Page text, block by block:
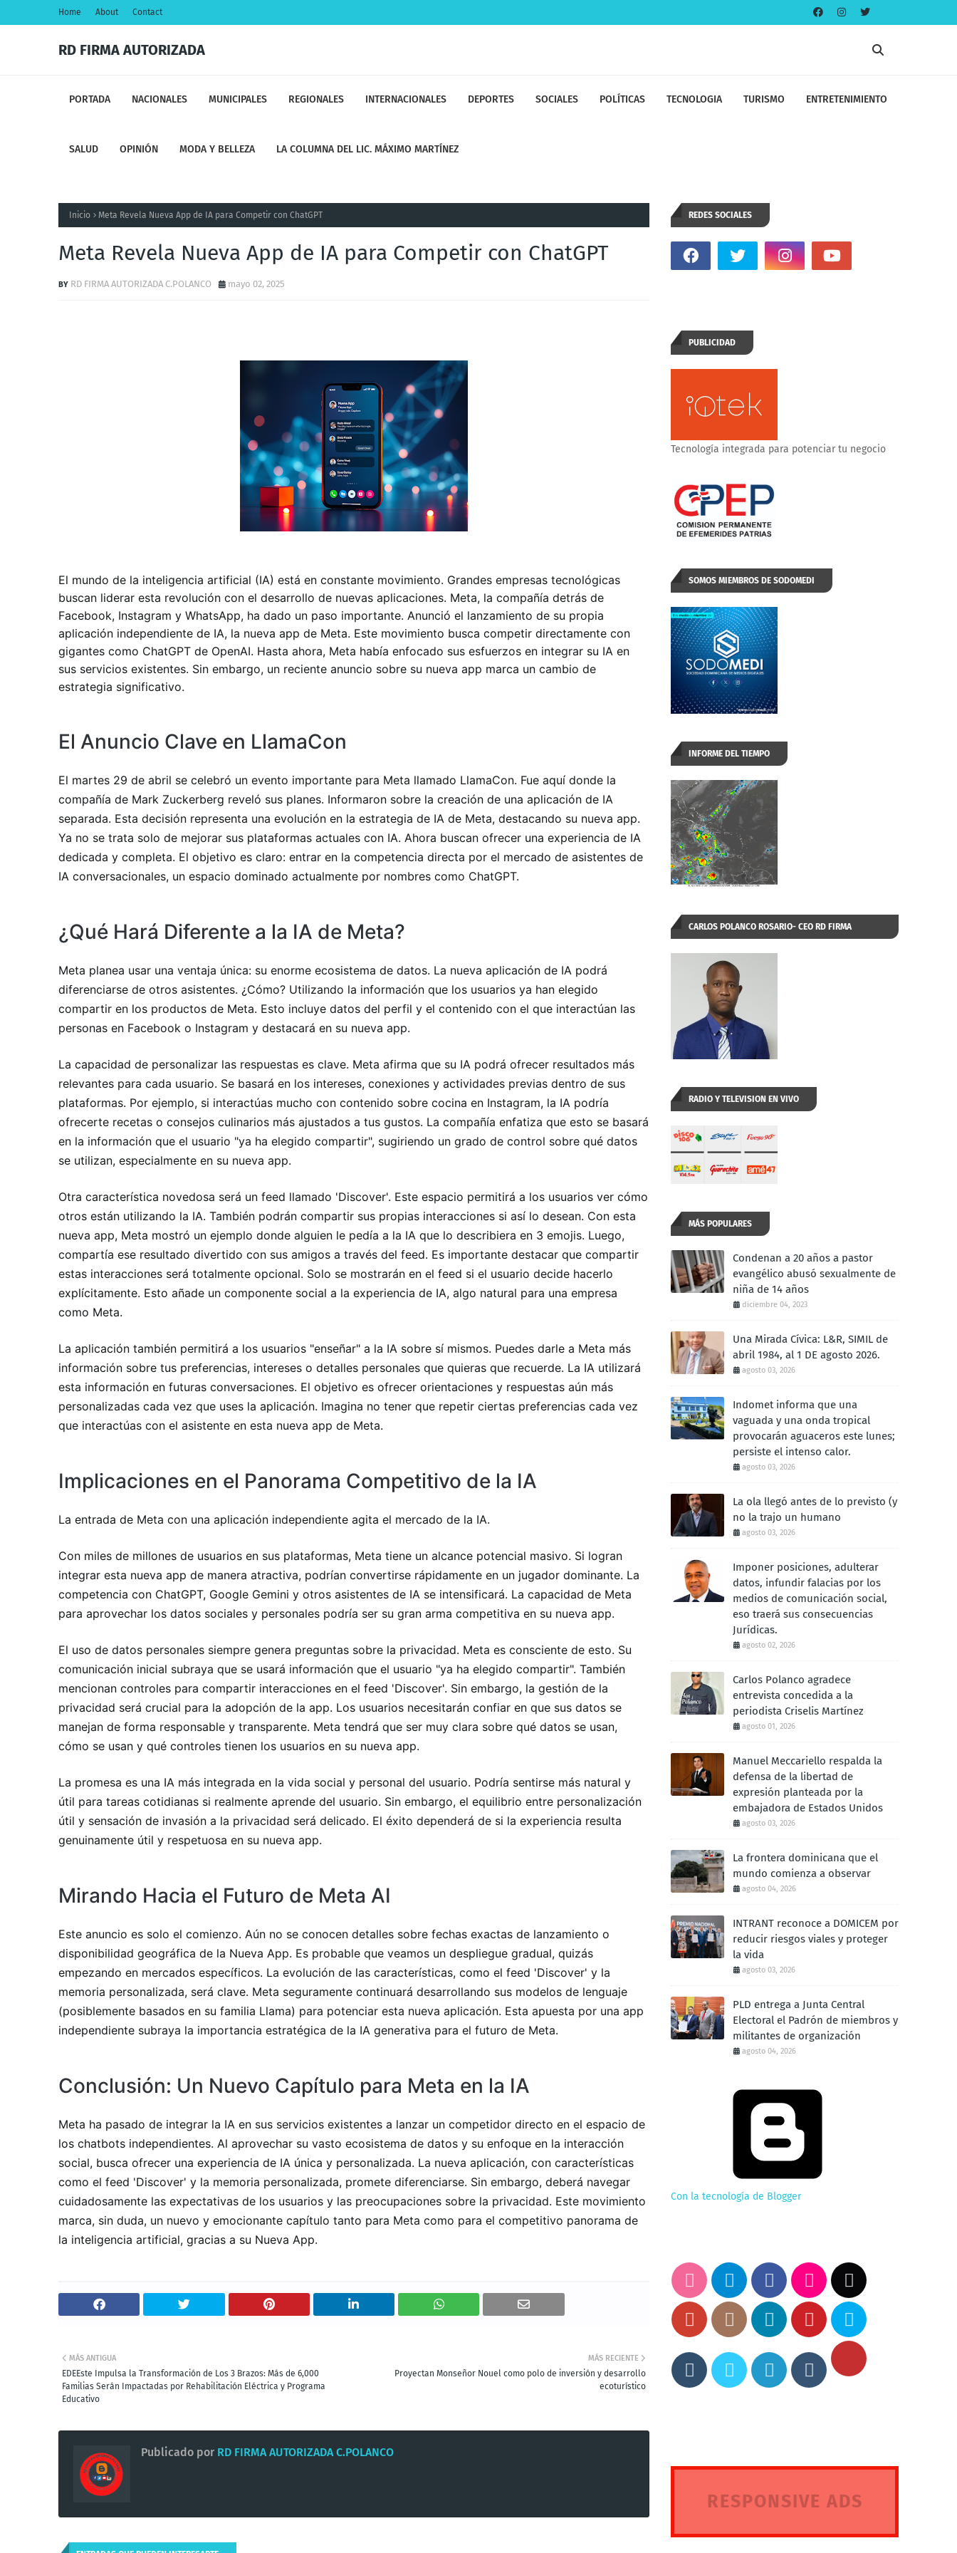
Home About Contact
RD FIRMA AUTORIZADA
PORTADA NACIONALES MUNICIPALES REGIONALES INTERNACIONALES DEPORTES SOCIALES POLÍTICAS TECNOLOGIA TURISMO ENTRETENIMIENTO
SALUD OPINIÓN MODA Y BELLEZA LA COLUMNA DEL LIC. MÁXIMO MARTÍNEZ
Inicio Meta Revela Nueva App de IA para Competir con ChatGPT
Meta Revela Nueva App de IA para Competir con ChatGPT
RD FIRMA AUTORIZADA C.POLANCO mayo 02, 2025
El mundo de la inteligencia artificial (IA) está en constante movimiento. Grandes empresas tecnológicas
buscan liderar esta revolución con el desarrollo de nuevas aplicaciones. Meta, la compañía detrás de
Facebook, Instagram y WhatsApp, ha dado un paso importante. Anunció el lanzamiento de su propia
aplicación independiente de IA, la nueva app de Meta. Este movimiento busca competir directamente con
gigantes como ChatGPT de OpenAI. Hasta ahora, Meta había enfocado sus esfuerzos en integrar su IA en
sus servicios existentes. Sin embargo, un reciente anuncio sobre su nueva app marca un cambio de
estrategia significativo.
El Anuncio Clave en LlamaCon
El martes 29 de abril se celebró un evento importante para Meta llamado LlamaCon. Fue aquí donde la
compañía de Mark Zuckerberg reveló sus planes. Informaron sobre la creación de una aplicación de IA
separada. Esta decisión representa una evolución en la estrategia de IA de Meta, destacando su nueva app.
Ya no se trata solo de mejorar sus plataformas actuales con IA. Ahora buscan ofrecer una experiencia de IA
dedicada y completa. El objetivo es claro: entrar en la competencia directa por el mercado de asistentes de
IA conversacionales, un espacio dominado actualmente por nombres como ChatGPT.
¿Qué Hará Diferente a la IA de Meta?
Meta planea usar una ventaja única: su enorme ecosistema de datos. La nueva aplicación de IA podrá
diferenciarse de otros asistentes. ¿Cómo? Utilizando la información que los usuarios ya han elegido
compartir en los productos de Meta. Esto incluye datos del perfil y el contenido con el que interactúan las
personas en Facebook o Instagram y destacará en su nueva app.
La capacidad de personalizar las respuestas es clave. Meta afirma que su IA podrá ofrecer resultados más
relevantes para cada usuario. Se basará en los intereses, conexiones y actividades previas dentro de sus
plataformas. Por ejemplo, si interactúas mucho con contenido sobre cocina en Instagram, la IA podría
ofrecerte recetas o consejos culinarios más ajustados a tus gustos. La compañía enfatiza que esto se basará
en la información que el usuario "ya ha elegido compartir", sugiriendo un grado de control sobre qué datos
se utilizan, especialmente en su nueva app.
Otra característica novedosa será un feed llamado 'Discover'. Este espacio permitirá a los usuarios ver cómo
otros están utilizando la IA. También podrán compartir sus propias interacciones si así lo desean. Con esta
nueva app, Meta mostró un ejemplo donde alguien le pedía a la IA que lo describiera en 3 emojis. Luego,
compartía ese resultado divertido con sus amigos a través del feed. Es importante destacar que compartir
estas interacciones será totalmente opcional. Solo se mostrarán en el feed si el usuario decide hacerlo
explícitamente. Esto añade un componente social a la experiencia de IA, algo natural para una empresa
como Meta.
La aplicación también permitirá a los usuarios "enseñar" a la IA sobre sí mismos. Puedes darle a Meta más
información sobre tus preferencias, intereses o detalles personales que quieras que recuerde. La IA utilizará
esta información en futuras conversaciones. El objetivo es ofrecer orientaciones y respuestas aún más
personalizadas cada vez que uses la aplicación. Imagina no tener que repetir ciertas preferencias cada vez
que interactúas con el asistente en esta nueva app de Meta.
Implicaciones en el Panorama Competitivo de la IA
La entrada de Meta con una aplicación independiente agita el mercado de la IA.
Con miles de millones de usuarios en sus plataformas, Meta tiene un alcance potencial masivo. Si logran
integrar esta nueva app de manera atractiva, podrían convertirse rápidamente en un jugador dominante. La
competencia con ChatGPT, Google Gemini y otros asistentes de IA se intensificará. La capacidad de Meta
para aprovechar los datos sociales y personales podría ser su gran arma competitiva en su nueva app.
El uso de datos personales siempre genera preguntas sobre la privacidad. Meta es consciente de esto. Su
comunicación inicial subraya que se usará información que el usuario "ya ha elegido compartir". También
mencionan controles para compartir interacciones en el feed 'Discover'. Sin embargo, la gestión de la
privacidad será crucial para la adopción de la app. Los usuarios necesitarán confiar en que sus datos se
manejan de forma responsable y transparente. Meta tendrá que ser muy clara sobre qué datos se usan,
cómo se usan y qué controles tienen los usuarios en su nueva app.
La promesa es una IA más integrada en la vida social y personal del usuario. Podría sentirse más natural y
útil para tareas cotidianas si realmente aprende del usuario. Sin embargo, el equilibrio entre personalización
útil y sensación de invasión a la privacidad será delicado. El éxito dependerá de si la experiencia resulta
genuinamente útil y respetuosa en su nueva app.
Mirando Hacia el Futuro de Meta AI
Este anuncio es solo el comienzo. Aún no se conocen detalles sobre fechas exactas de lanzamiento o
disponibilidad geográfica de la Nueva App. Es probable que veamos un despliegue gradual, quizás
empezando en mercados específicos. La evolución de las características, como el feed 'Discover' y la
memoria personalizada, será clave. Meta seguramente continuará desarrollando sus modelos de lenguaje
(posiblemente basados en su familia Llama) para potenciar esta nueva aplicación. Esta apuesta por una app
independiente subraya la importancia estratégica de la IA generativa para el futuro de Meta.
Conclusión: Un Nuevo Capítulo para Meta en la IA
Meta ha pasado de integrar la IA en sus servicios existentes a lanzar un competidor directo en el espacio de
los chatbots independientes. Al aprovechar su vasto ecosistema de datos y su enfoque en la interacción
social, busca ofrecer una experiencia de IA única y personalizada. La nueva aplicación, con características
como el feed 'Discover' y la memoria personalizada, promete diferenciarse. Sin embargo, deberá navegar
cuidadosamente las expectativas de los usuarios y las preocupaciones sobre la privacidad. Este movimiento
marca, sin duda, un nuevo y emocionante capítulo tanto para Meta como para el competitivo panorama de
la inteligencia artificial, gracias a su Nueva App.
MÁS RECIENTE
Proyectan Monseñor Nouel como polo de inversión y desarrollo
ecoturístico
MÁS ANTIGUA
EDEEste Impulsa la Transformación de Los 3 Brazos: Más de 6,000
Familias Serán Impactadas por Rehabilitación Eléctrica y Programa
Educativo
Publicado por RD FIRMA AUTORIZADA C.POLANCO
REDES SOCIALES
PUBLICIDAD
Tecnología integrada para potenciar tu negocio
SOMOS MIEMBROS DE SODOMEDI
INFORME DEL TIEMPO
CARLOS POLANCO ROSARIO- CEO RD FIRMA
AUTORIZADA
RADIO Y TELEVISION EN VIVO
MÁS POPULARES
Condenan a 20 años a pastor
evangélico abusó sexualmente de
niña de 14 años
diciembre 04, 2023
Una Mirada Cívica: L&R, SIMIL de
abril 1984, al 1 DE agosto 2026.
agosto 03, 2026
Indomet informa que una
vaguada y una onda tropical
provocarán aguaceros este lunes;
persiste el intenso calor.
agosto 03, 2026
La ola llegó antes de lo previsto (y
no la trajo un humano
agosto 03, 2026
Imponer posiciones, adulterar
datos, infundir falacias por los
medios de comunicación social,
eso traerá sus consecuencias
Jurídicas.
agosto 02, 2026
Carlos Polanco agradece
entrevista concedida a la
periodista Criselis Martínez
agosto 01, 2026
Manuel Meccariello respalda la
defensa de la libertad de
expresión planteada por la
embajadora de Estados Unidos
agosto 03, 2026
La frontera dominicana que el
mundo comienza a observar
agosto 04, 2026
INTRANT reconoce a DOMICEM por
reducir riesgos viales y proteger
la vida
agosto 03, 2026
PLD entrega a Junta Central
Electoral el Padrón de miembros y
militantes de organización
agosto 04, 2026
Con la tecnología de Blogger
RESPONSIVE ADS